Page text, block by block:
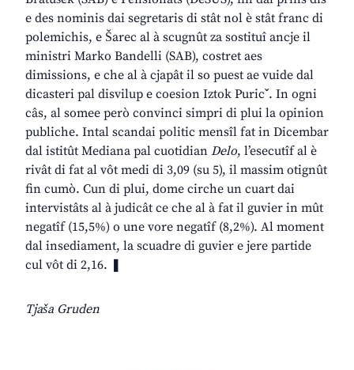
e des nominis dai segretaris di stât nol è stât franc di
polemichis, e Šarec al à scugnût za sostituî ancje il
ministri Marko Bandelli (SAB), costret aes
dimissions, e che al à cjapât il so puest ae vuide dal
dicasteri pal disvilup e coesion Iztok Puricˇ. In ogni
câs, al somee però convinci simpri di plui la opinion
publiche. Intal scandai politic mensîl fat in Dicembar
dal istitût Mediana pal cuotidian Delo, l’esecutîf al è
rivât di fat al vôt medi di 3,09 (su 5), il massim otignût
fin cumò. Cun di plui, dome cirche un cuart dai
intervistâts al à judicât ce che al à fat il guvier in mût
negatîf (15,5%) o une vore negatîf (8,2%). Al moment
dal insediament, la scuadre di guvier e jere partide
cul vôt di 2,16. ❚
Tjaša Gruden